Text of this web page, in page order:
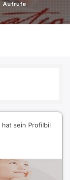
Aufrufe
hat sein Profilbil